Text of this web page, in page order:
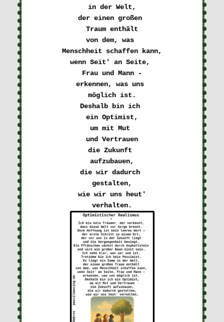
in der Welt,
der einen großen
Traum enthält
von dem, was
Menschheit schaffen kann,
wenn Seit' an Seite,
Frau und Mann -
erkennen, was uns
möglich ist.
Deshalb bin ich
ein Optimist,
um mit Mut
und Vertrauen
die Zukunft
aufzubauen,
die wir dadurch
gestalten,
wie wir uns heut'